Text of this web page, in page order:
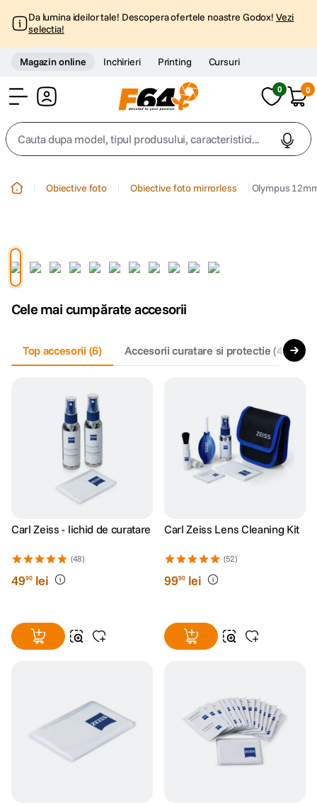
Da lumina ideilor tale! Descopera ofertele noastre Godox! Vezi
selectia!
Magazin online Inchirieri Printing Cursuri
0 0
Cauta dupa model, tipul produsului, caracteristici...
4 peak design
5. canon sx740 hs
sony fx
card memorie
dji mic mini
Obiective foto Obiective foto mirrorless Olympus
Cele mai cumpărate accesorii
Top accesorii (6) Accesorii curatare si protectie (4)
Carl Zeiss - lichid de curatare
(48)
4990 lei
Carl Zeiss Lens Cleaning Kit
(52)
9990 lei